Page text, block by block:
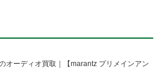
オーディオ買取｜【marantz プリメインアン